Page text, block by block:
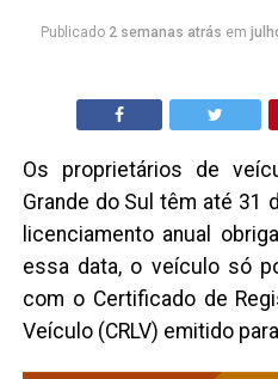
Publicado 2 semanas atrás em
Os proprietários de
Grande do Sul têm até 31
licenciamento anual
essa data, o veículo só
com o Certificado de
Veículo (CRLV) emitido